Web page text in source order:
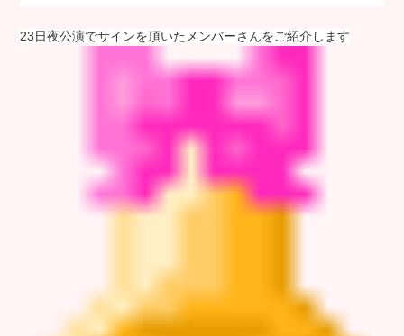
23日夜公演でサインを頂いたメンバーさんをご紹介します